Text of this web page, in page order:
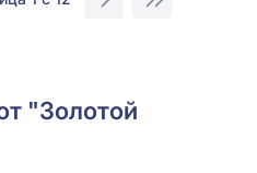
"Золотой